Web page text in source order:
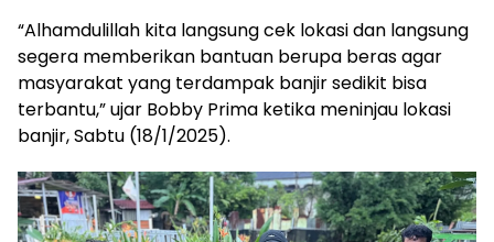
“Alhamdulillah kita langsung cek lokasi dan langsung
segera memberikan bantuan berupa beras agar
masyarakat yang terdampak banjir sedikit bisa
terbantu,” ujar Bobby Prima ketika meninjau lokasi
banjir, Sabtu (18/1/2025).